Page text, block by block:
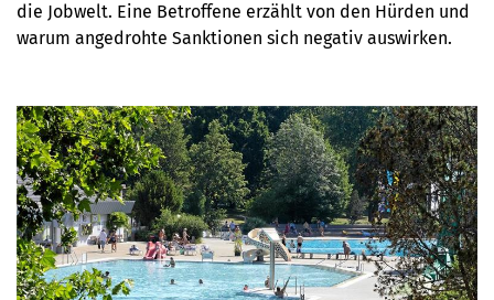
die Jobwelt. Eine Betroffene erzählt von den Hürden und
warum angedrohte Sanktionen sich negativ auswirken.